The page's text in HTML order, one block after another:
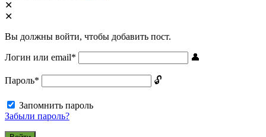
Вы должны войти, чтобы добавить пост.
Логин или email*
Пароль*
Запомнить пароль
Забыли пароль?